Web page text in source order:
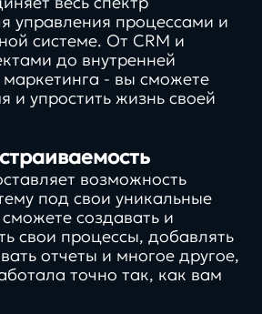
управления процессами и
системе. От CRM и
до внутренней
- вы сможете
и упростить жизнь своей
возможность
под свои уникальные
создавать и
свои процессы, добавлять
отчеты и многое другое,
точно так, как вам